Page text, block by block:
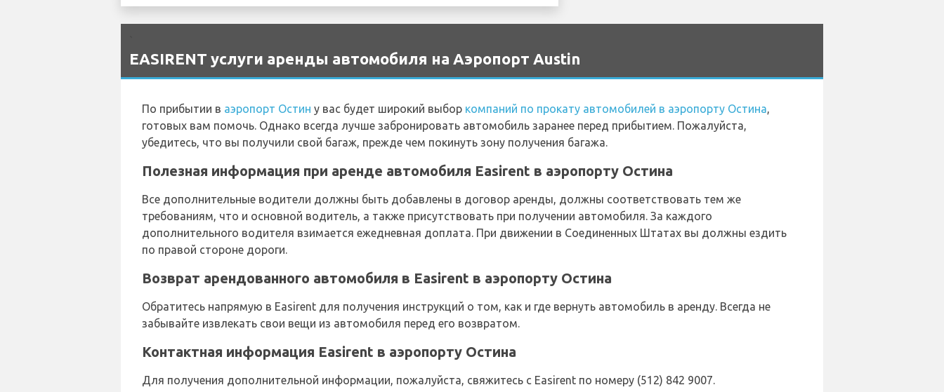
EASIRENT услуги аренды автомобиля на Аэропорт Austin
По прибытии в аэропорт Остин у вас будет широкий выбор компаний по прокату автомобилей в аэропорту Остина,
готовых вам помочь. Однако всегда лучше забронировать автомобиль заранее перед прибытием. Пожалуйста,
убедитесь, что вы получили свой багаж, прежде чем покинуть зону получения багажа.
Полезная информация при аренде автомобиля Easirent в аэропорту Остина
Все дополнительные водители должны быть добавлены в договор аренды, должны соответствовать тем же
требованиям, что и основной водитель, а также присутствовать при получении автомобиля. За каждого
дополнительного водителя взимается ежедневная доплата. При движении в Соединенных Штатах вы должны ездить
по правой стороне дороги.
Возврат арендованного автомобиля в Easirent в аэропорту Остина
Обратитесь напрямую в Easirent для получения инструкций о том, как и где вернуть автомобиль в аренду. Всегда не
забывайте извлекать свои вещи из автомобиля перед его возвратом.
Контактная информация Easirent в аэропорту Остина
Для получения дополнительной информации, пожалуйста, свяжитесь с Easirent по номеру (512) 842 9007.